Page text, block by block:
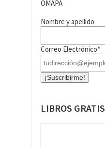
OMAPA
Nombre y apellido
Correo Electrónico*
LIBROS GRATIS